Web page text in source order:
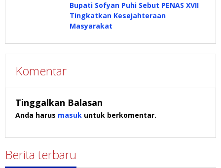
Bupati Sofyan Puhi Sebut PENAS XVII
Tingkatkan Kesejahteraan
Masyarakat
Komentar
Tinggalkan Balasan
Anda harus masuk untuk berkomentar.
Berita terbaru